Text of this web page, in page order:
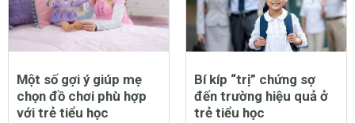
Một số gợi ý giúp mẹ
chọn đồ chơi phù hợp
với trẻ tiểu học
Bí kíp “trị” chứng sợ
đến trường hiệu quả ở
trẻ tiểu học